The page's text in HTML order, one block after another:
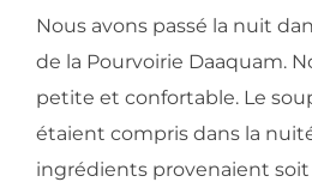
Nous avons passé la nuit
de la Pourvoirie Daaquam.
petite et confortable. Le
étaient compris dans la
ingrédients provenaient soit